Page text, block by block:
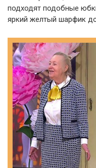
подходят подобные
яркий желтый шарфик